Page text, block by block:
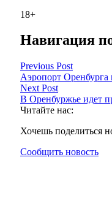
18+
Навигация
Previous Post
Аэропорт Оренбурга
Next Post
В Оренбуржье идет
Читайте нас:
Хочешь поделиться
Сообщить новость